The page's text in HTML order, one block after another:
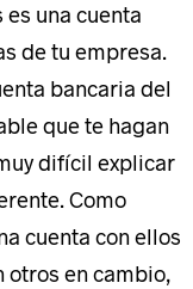
una cuenta
de tu empresa.
bancaria del
que te hagan
difícil explicar
Como
cuenta con ellos
otros en cambio,